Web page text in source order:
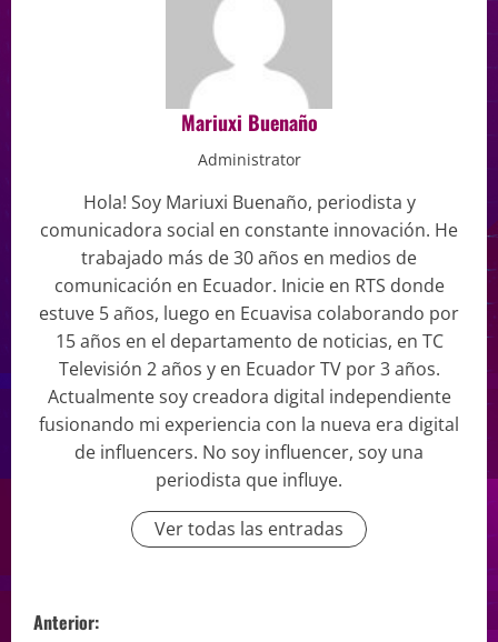
Mariuxi Buenaño
Administrator
Hola! Soy Mariuxi Buenaño, periodista y
comunicadora social en constante innovación. He
trabajado más de 30 años en medios de
comunicación en Ecuador. Inicie en RTS donde
estuve 5 años, luego en Ecuavisa colaborando por
15 años en el departamento de noticias, en TC
Televisión 2 años y en Ecuador TV por 3 años.
Actualmente soy creadora digital independiente
fusionando mi experiencia con la nueva era digital
de influencers. No soy influencer, soy una
periodista que influye.
Ver todas las entradas
Anterior: